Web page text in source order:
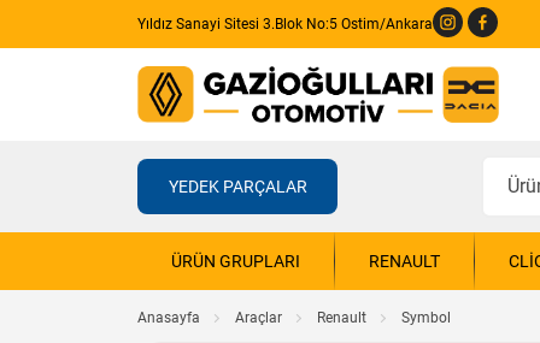
Yıldız Sanayi Sitesi 3.Blok No:5 Ostim/Ankara
YEDEK PARÇALAR
ÜRÜN GRUPLARI RENAULT
Anasayfa Araçlar Renault Symbol